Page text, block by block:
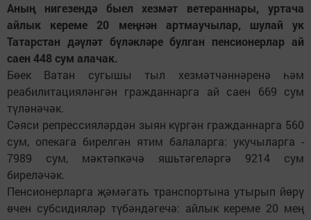
Аның нигезендә быел хезмәт ветераннары, уртача
айлык кереме 20 меңнән артмаучылар, шулай ук
Татарстан дәүләт бүләкләре булган пенсионерлар ай
саен 448 сум алачак.
Бөек Ватан сугышы тыл хезмәтчәннәренә һәм
реабилитацияләнгән гражданнарга ай саен 669 сум
түләнәчәк.
Сәяси репрессияләрдән зыян күргән гражданнарга 560
сум, опекага бирелгән ятим балаларга: укучыларга -
7989 сум, мәктәпкәчә яшьтәгеләргә 9214 сум
биреләчәк.
Пенсионерларга җәмәгать транспортына утырып йөрү
өчен субсидияләр түбәндәгечә: айлык кереме 20 мең